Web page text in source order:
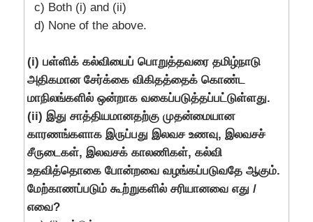
c) Both (i) and (ii)
d) None of the above.
(i) பள்ளிக் கல்வியைப் பொறுத்தவரை தமிழ்நாடு
அதிகமான சேர்க்கை விகிதத்தைக் கொண்ட
மாநிலங்களில் ஒன்றாக வகைப்படுத்தப்பட்டுள்ளது.
(ii) இது சாத்தியமானதற்கு முதன்மையான
காரணங்களாக இருப்பது இலவச உணவு, இலவசச்
சீருடைகள், இலவசக் காலணிகள், கல்வி
உதவித்தொகை போன்றவை வழங்கப்படுவதே ஆகும்.
மேற்காணப்படும் கூற்றுகளில் சரியானவை எது /
எவை?